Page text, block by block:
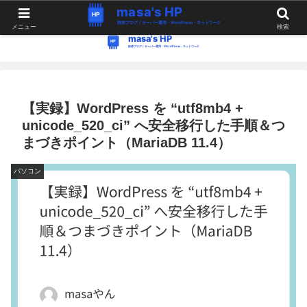
WordPress・Linux関連の情報。つぶやき。
【実録】WordPress を “utf8mb4 +
unicode_520_ci” へ安全移行した手順＆つ
まづきポイント（MariaDB 11.4）
パソコン
メニュー 検索